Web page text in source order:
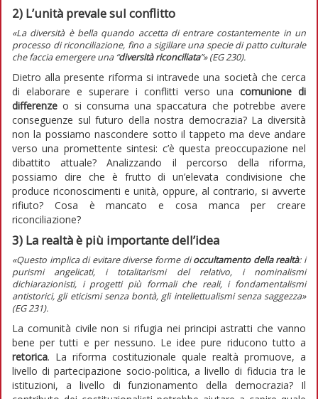
2) L’unità prevale sul conflitto
«La diversità è bella quando accetta di entrare costantemente in un
processo di riconciliazione, fino a sigillare una specie di patto culturale
che faccia emergere una “diversità riconciliata”» (EG230).
Dietro alla presente riforma si intravede una società che cerca
di elaborare e superare i conflitti verso una comunione di
differenze o si consuma una spaccatura che potrebbe avere
conseguenze sul futuro della nostra democrazia? La diversità
non la possiamo nascondere sotto il tappeto ma deve andare
verso una promettente sintesi: c’è questa preoccupazione nel
dibattito attuale? Analizzando il percorso della riforma,
possiamo dire che è frutto di un’elevata condivisione che
produce riconoscimenti e unità, oppure, al contrario, si avverte
rifiuto? Cosa è mancato e cosa manca per creare
riconciliazione?
3) La realtà è più importante dell’idea
«Questo implica di evitare diverse forme dioccultamento della realtà: i
purismi angelicati, i totalitarismi del relativo, i nominalismi
dichiarazionisti, i progetti più formali che reali, i fondamentalismi
antistorici, gli eticismi senza bontà, gli intellettualismi senza saggezza»
(EG231).
La comunità civile non si rifugia nei principi astratti che vanno
bene per tutti e per nessuno. Le idee pure riducono tutto a
retorica. La riforma costituzionale quale realtà promuove, a
livello di partecipazione socio-politica, a livello di fiducia tra le
istituzioni, a livello di funzionamento della democrazia? Il